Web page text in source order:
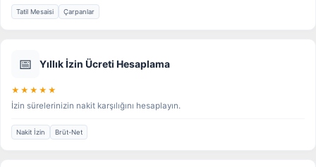
Tatil Mesaisi Çarpanlar
📅 Yıllık İzin Ücreti Hesaplama
★★★★★
İzin sürelerinizin nakit karşılığını hesaplayın.
Nakit İzin Brüt-Net